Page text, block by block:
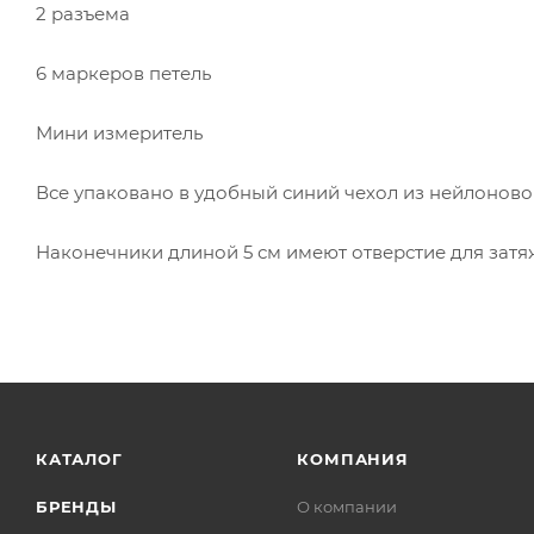
2 разъема
6 маркеров петель
Мини измеритель
Все упаковано в удобный синий чехол из
Наконечники длиной 5 см имеют отверстие для
КАТАЛОГ
БРЕНДЫ
КОМПАНИЯ
О компании